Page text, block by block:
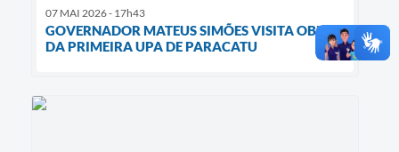
07 MAI 2026 - 17h43
GOVERNADOR MATEUS SIMÕES VISITA OBRAS
DA PRIMEIRA UPA DE PARACATU